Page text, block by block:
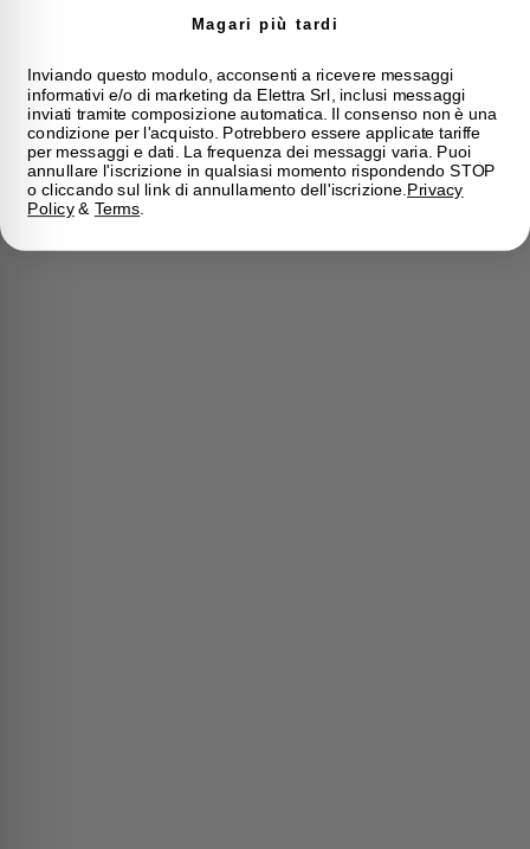
Magari più tardi
Inviando questo modulo, acconsenti a ricevere messaggi
informativi e/o di marketing da Elettra Srl, inclusi messaggi
inviati tramite composizione automatica. Il consenso non è una
condizione per l'acquisto. Potrebbero essere applicate tariffe
per messaggi e dati. La frequenza dei messaggi varia. Puoi
annullare l'iscrizione in qualsiasi momento rispondendo STOP
o cliccando sul link di annullamento dell'iscrizione. Privacy
Policy& Terms